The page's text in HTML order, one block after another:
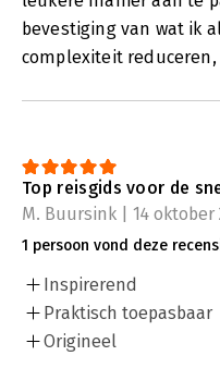
bevestiging van wat ik
complexiteit
Top reisgids voor de
M. Buursink | 14 oktober
1 persoon vond deze
Inspirerend
Praktisch toepasbaar
Origineel